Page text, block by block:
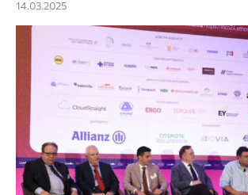
14.03.2025